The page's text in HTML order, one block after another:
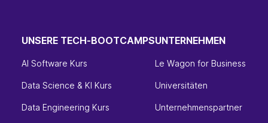
UNSERE TECH-BOOTCAMPS
AI Software Kurs
Data Science & KI Kurs
Data Engineering Kurs
UNTERNEHMEN
Le Wagon for Business
Universitäten
Unternehmenspartner